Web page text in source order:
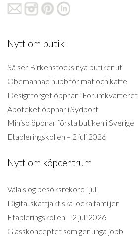
Nytt om butik
Så ser Birkenstocks nya butiker ut
Obemannad hubb för mat och kaffe
Designtorget öppnar i Forumkvarteret
Apoteket öppnar i Sydport
Miniso öppnar första butiken i Sverige
Etableringskollen – 2 juli 2026
Nytt om köpcentrum
Väla slog besöksrekord i juli
Digital skattjakt ska locka familjer
Etableringskollen – 2 juli 2026
Glasskonceptet som ger unga jobb